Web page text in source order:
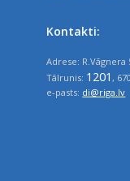
Kontakti:
Adrese: R.Vāgnera
Tālrunis: 1201 ,
e-pasts: di@riga.lv